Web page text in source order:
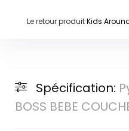
Le retour produitKids
Spécification:
BOSS BEBE